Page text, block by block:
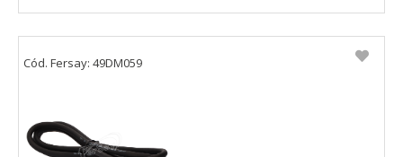
Cód. Fersay: 49DM059